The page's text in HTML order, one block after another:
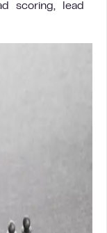
scoring, lead